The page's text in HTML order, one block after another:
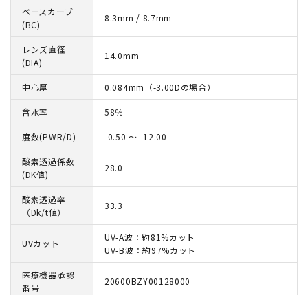
ベースカーブ
(BC)
8.3mm / 8.7mm
レンズ直径
(DIA)
14.0mm
中心厚 0.084mm（-3.00Dの場合）
含水率 58％
度数(PWR/D) -0.50 ～ -12.00
酸素透過係数
(DK値)
28.0
酸素透過率
（Dk/t値）
33.3
UVカット
UV-A波：約81%カット
UV-B波：約97%カット
医療機器承認
番号
20600BZY00128000